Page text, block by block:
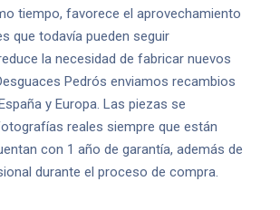
tiempo, favorece el aprovechamiento
que todavía pueden seguir
la necesidad de fabricar nuevos
Pedrós enviamos recambios
y Europa. Las piezas se
reales siempre que están
con 1 año de garantía, además de
durante el proceso de compra.